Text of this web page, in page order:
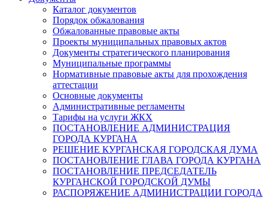
Каталог документов
Порядок обжалования
Обжалованные правовые акты
Проекты муниципальных правовых актов
Документы стратегического планирования
Муниципальные программы
Нормативные правовые акты для прохождения
аттестации
Основные документы
Административные регламенты
Тарифы на услуги ЖКХ
ПОСТАНОВЛЕНИЕ АДМИНИСТРАЦИЯ
ГОРОДА КУРГАНА
РЕШЕНИЕ КУРГАНСКАЯ ГОРОДСКАЯ ДУМА
ПОСТАНОВЛЕНИЕ ГЛАВА ГОРОДА КУРГАНА
ПОСТАНОВЛЕНИЕ ПРЕДСЕДАТЕЛЬ
КУРГАНСКОЙ ГОРОДСКОЙ ДУМЫ
РАСПОРЯЖЕНИЕ АДМИНИСТРАЦИИ ГОРОДА